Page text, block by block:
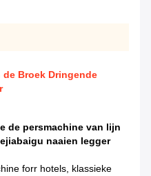
Broek Dringende
de persmachine van lijn
naaien legger
forr hotels, klassieke